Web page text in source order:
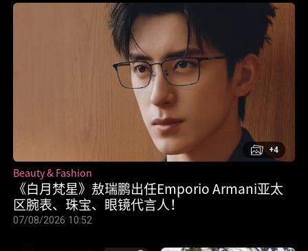
《白月梵星》敖瑞鹏出任Emporio Armani亚太
区腕表、珠宝、眼镜代言人！
Beauty & Fashion
07/08/2026 10:52
+4